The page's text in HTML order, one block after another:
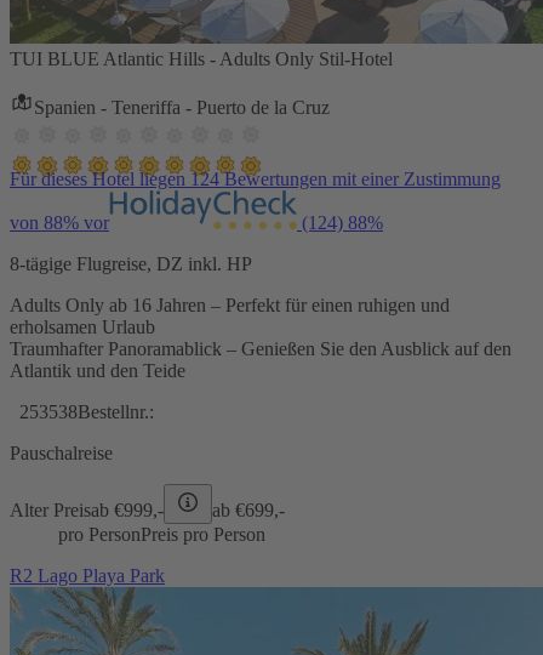
TUI BLUE Atlantic Hills - Adults Only Stil-Hotel
Spanien - Teneriffa - Puerto de la Cruz
Für dieses Hotel liegen 124 Bewertungen mit einer Zustimmung
von 88% vor (124) 88%
8-tägige Flugreise, DZ inkl. HP
Adults Only ab 16 Jahren – Perfekt für einen ruhigen und
erholsamen Urlaub
Traumhafter Panoramablick – Genießen Sie den Ausblick auf den
Atlantik und den Teide
253538Bestellnr.:
Pauschalreise
Alter Preisab €999,- ab €699,-
pro PersonPreis pro Person
R2 Lago Playa Park